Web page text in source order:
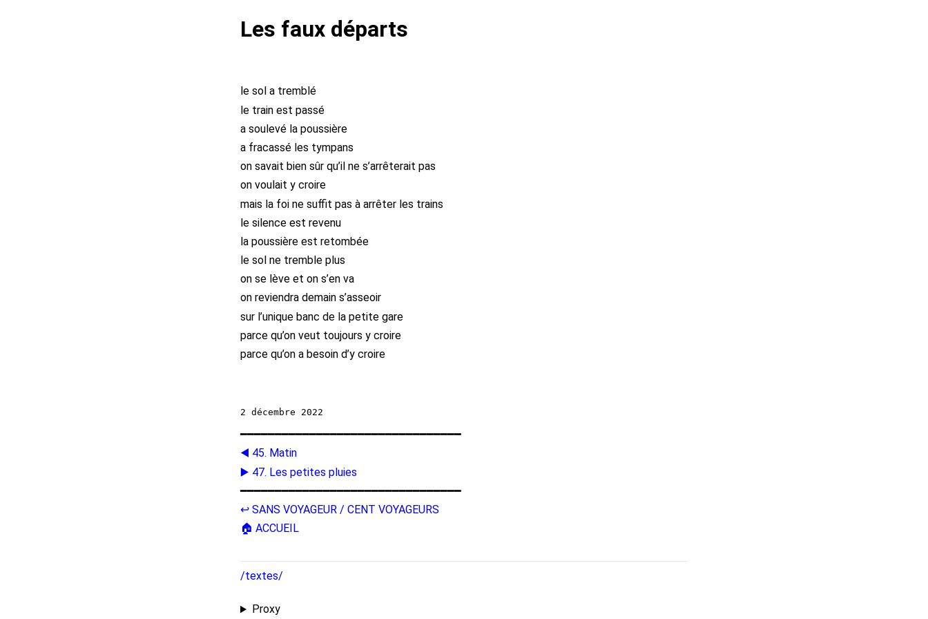
Les faux départs
le sol a tremblé
le train est passé
a soulevé la poussière
a fracassé les tympans
on savait bien sûr qu’il ne s’arrêterait pas
on voulait y croire
mais la foi ne suffit pas à arrêter les trains
le silence est revenu
la poussière est retombée
le sol ne tremble plus
on se lève et on s’en va
on reviendra demain s’asseoir
sur l’unique banc de la petite gare
parce qu’on veut toujours y croire
parce qu’on a besoin d’y croire
━━━━━━━━━━━━━━━━━━━━━━━━━━━━━━━━
◀️ 45. Matin
▶️ 47. Les petites pluies
━━━━━━━━━━━━━━━━━━━━━━━━━━━━━━━━
↩️ SANS VOYAGEUR / CENT VOYAGEURS
🏠 ACCUEIL
/textes/
Proxy